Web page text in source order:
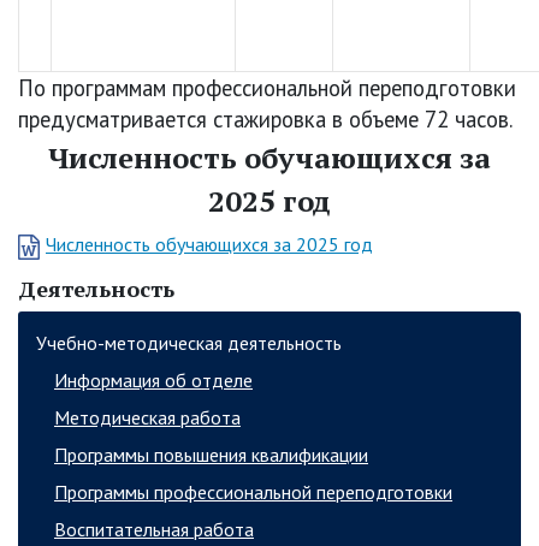
Деятельность
Учебно-методическая деятельность
Информация об отделе
Методическая работа
Программы повышения квалификации
Программы профессиональной переподготовки
Воспитательная работа
По программам профессиональной переподготовки
предусматривается стажировка в объеме 72 часов.
Численность обучающихся за
2025 год
Численность обучающихся за 2025 год